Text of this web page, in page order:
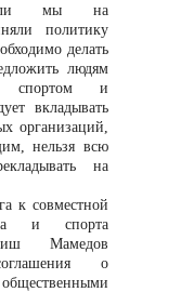
мы на
политику
делать
людям
спортом и
вкладывать
организаций,
нельзя всю
на
к совместной
и спорта
Мамедов
о